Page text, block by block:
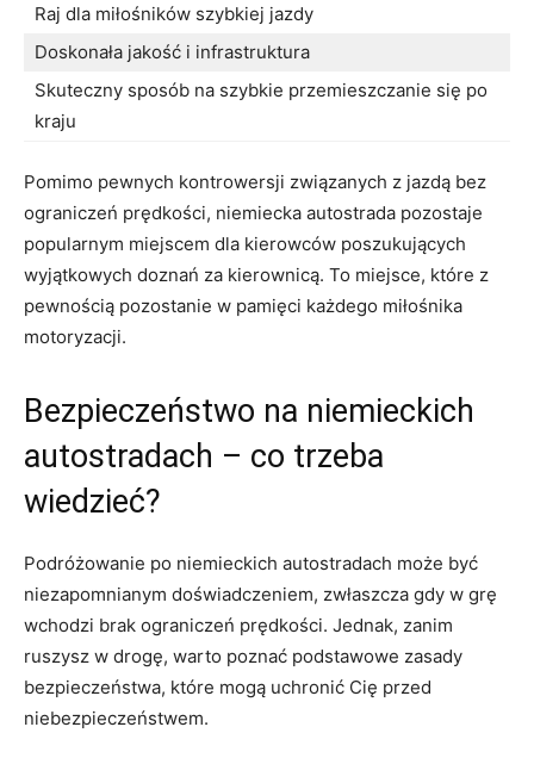
Raj dla miłośników⁣ szybkiej jazdy
Doskonała jakość i infrastruktura
Skuteczny⁤ sposób na szybkie przemieszczanie się po
kraju
Pomimo‍ pewnych kontrowersji związanych z jazdą bez⁤
ograniczeń prędkości, niemiecka autostrada pozostaje‍
popularnym miejscem‍ dla kierowców poszukujących
wyjątkowych doznań za kierownicą. To miejsce, które z⁣
pewnością pozostanie w pamięci każdego miłośnika
motoryzacji.
Bezpieczeństwo na niemieckich
‌autostradach⁣ – co trzeba
wiedzieć?
Podróżowanie po niemieckich autostradach może być
‍niezapomnianym doświadczeniem, ​zwłaszcza gdy⁢ w‌ grę ​
wchodzi⁢ brak ograniczeń prędkości. Jednak, zanim
ruszysz w drogę, warto poznać ​podstawowe zasady
⁤bezpieczeństwa, które⁤ mogą uchronić⁤ Cię‌ przed
niebezpieczeństwem.